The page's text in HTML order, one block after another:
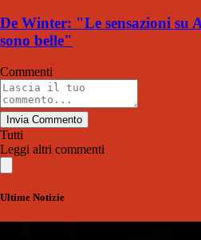
De Winter: "Le sensazioni su
sono belle"
Commenti
Invia Commento
Tutti
Leggi altri commenti
Ultime Notizie